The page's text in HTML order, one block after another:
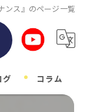
ンス』のページ一覧
グ コラム